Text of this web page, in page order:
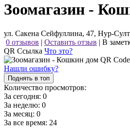
Зоомагазин -
ул. Сакена Сейфуллина, 47, Нур-
0 отзывов | Оставить отзыв | В
QR Ссылка Что это?
Нашли ошибку?
Поднять в топ
Количество просмотров:
За сегодня: 0
За неделю: 0
За месяц: 0
За все время: 24